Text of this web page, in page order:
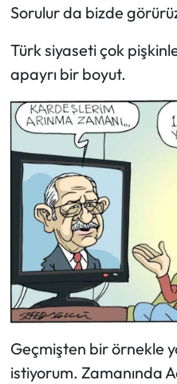
Sorulur da bizde
Türk siyaseti çok
apayrı bir boyut.
Geçmişten bir örnekle
istiyorum. Zamanında